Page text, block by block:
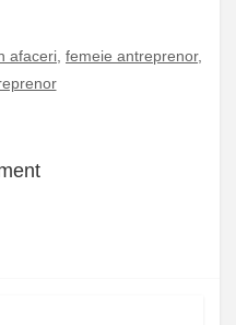
afaceri femeie antreprenor,